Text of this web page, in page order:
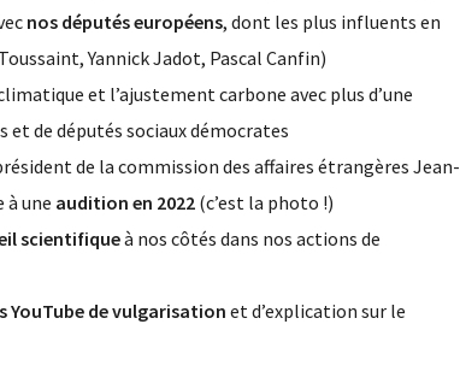
nos députés européens, dont les plus influents en
Yannick Jadot, Pascal Canfin)
et l’ajustement carbone avec plus d’une
et de députés sociaux démocrates
de la commission des affaires étrangères Jean-
à une audition en 2022(c’est la photo !)
scientifiqueà nos côtés dans nos actions de
YouTube de vulgarisation et d’explication sur le